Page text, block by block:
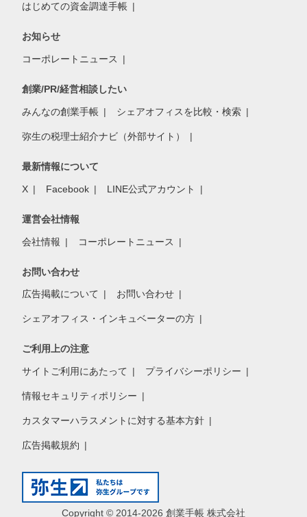
はじめての資金調達手帳
お知らせ
コーポレートニュース
創業/PR/経営相談したい
みんなの創業手帳 シェアオフィスを比較・検索
弥生の税理士紹介ナビ（外部サイト）
最新情報について
X Facebook LINE公式アカウント
運営会社情報
会社情報 コーポレートニュース
お問い合わせ
広告掲載について お問い合わせ
シェアオフィス・インキュベーターの方
ご利用上の注意
サイトご利用にあたって プライバシーポリシー
情報セキュリティポリシー
カスタマーハラスメントに対する基本方針
広告掲載規約
Copyright © 2014-2026 創業手帳 株式会社